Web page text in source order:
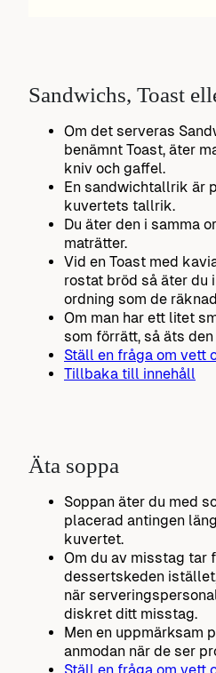
Sandwichs, Toast
Om det serveras
benämnt Toast, äter
kniv och gaffel.
En sandwichtallrik är
kuvertets tallrik.
Du äter den i samma
maträtter.
Vid en Toast med
rostat bröd så äter du
ordning som de
Om man har ett litet
som förrätt, så äts
Ställ en fråga om vett
Tillbaka till innehåll
Äta soppa
Soppan äter du med
placerad antingen
kuvertet.
Om du av misstag tar
dessertskeden
när
diskret ditt misstag.
Men en uppmärksam
anmodan när de ser